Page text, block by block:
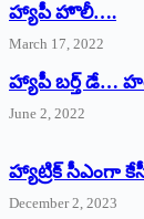
హ్యాపీ హొలీ….
March 17, 2022
హ్యాపీ బర్త్ ‌డే…
June 2, 2022
హ్యాట్రిక్‌ ‌సీఎంగా
December 2, 2023